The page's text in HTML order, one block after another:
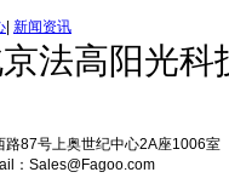
新闻资讯
法高阳光
路87号上奥世纪中心2A座1006室
：Sales@Fagoo.com